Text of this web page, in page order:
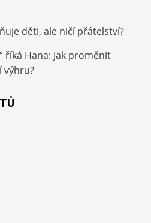
děti, ale ničí přátelství?
říká Hana: Jak proměnit
výhru?